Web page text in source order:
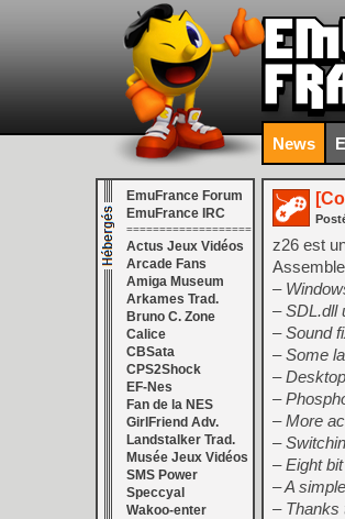
News
EmuFrance Forum
EmuFrance IRC
===================
Actus Jeux Vidéos
Arcade Fans
Amiga Museum
Arkames Trad.
Bruno C. Zone
Calice
CBSata
CPS2Shock
EF-Nes
Fan de la NES
GirlFriend Adv.
Landstalker Trad.
Musée Jeux Vidéos
SMS Power
Speccyal
Wakoo-enter
z26 est
–
– SDL.dll
– Sound
– Some
–
–
– More
–
– Eight
– A
– Thanks